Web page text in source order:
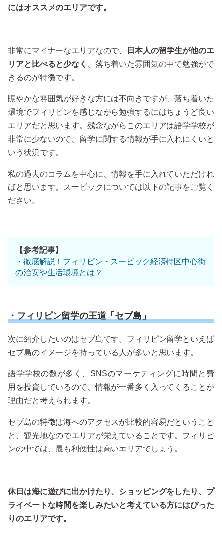
にはオススメのエリアです。
非常にマイナーなエリアなので、
日本人の留学生が他のエ
リアと比べると少なく
、落ち着いた雰囲気の中で勉強がで
きるのが特徴です。
賑やかな雰囲気が好きな方には不向きですが、落ち着いた
環境でフィリピンを感じながら勉強するにはちょうど良い
エリアだと思います。残念ながらこのエリアは語学学校が
非常に少ないので、留学に関する情報が手に入れにくいと
いう状況です。
私の過去のコラムを中心に、情報を手に入れていただけれ
ばと思います。スービックについては以下の記事をご覧く
ださい。
【参考記事】
・徹底解説！フィリピン・スービック経済特区中心街
の治安や生活環境とは？
・フィリピン留学の王道「セブ島」
次に紹介したいのはセブ島です。フィリピン留学といえば
セブ島のイメージを持っている人が多いと思います。
語学学校の数が多く、SNSのマーケティングに時間と費
用を投資しているので、情報が一番多く入ってくることが
理由だと考えられます。
セブ島の特徴は海へのアクセスが比較的容易だということ
と、観光地なのでエリアが栄えていることです。フィリピ
ンの中では、最も利便性は高いエリアでしょう。
休日は海に遊びに出かけたり、ショッピングをしたり、プ
ライベートな時間を楽しみたいと考えている方にはぴった
りのエリアです。